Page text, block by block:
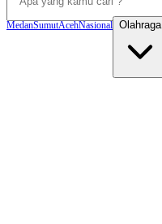
MedanSumutAcehNasional Olahraga